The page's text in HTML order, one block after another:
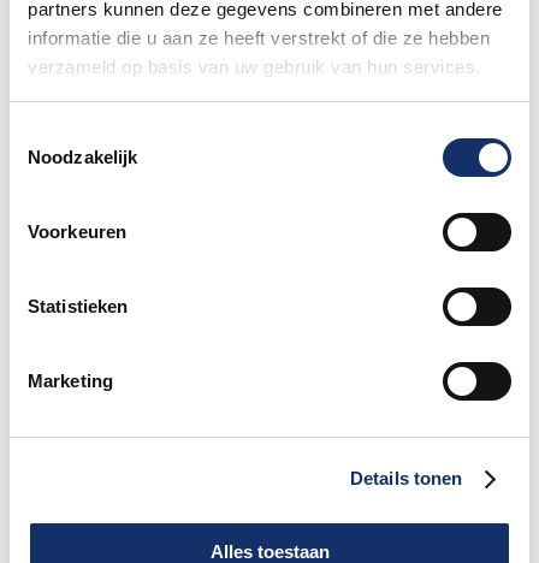
partners kunnen deze gegevens combineren met andere
informatie die u aan ze heeft verstrekt of die ze hebben
verzameld op basis van uw gebruik van hun services.
Noodzakelijk
Voorkeuren
Statistieken
Marketing
Details tonen
Alles toestaan